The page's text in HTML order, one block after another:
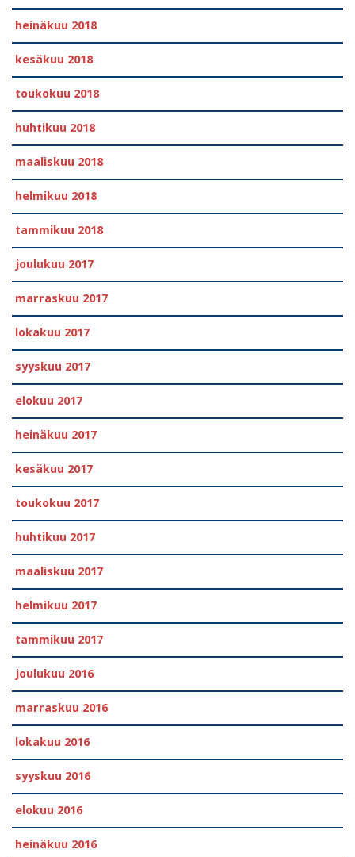
heinäkuu 2018
kesäkuu 2018
toukokuu 2018
huhtikuu 2018
maaliskuu 2018
helmikuu 2018
tammikuu 2018
joulukuu 2017
marraskuu 2017
lokakuu 2017
syyskuu 2017
elokuu 2017
heinäkuu 2017
kesäkuu 2017
toukokuu 2017
huhtikuu 2017
maaliskuu 2017
helmikuu 2017
tammikuu 2017
joulukuu 2016
marraskuu 2016
lokakuu 2016
syyskuu 2016
elokuu 2016
heinäkuu 2016